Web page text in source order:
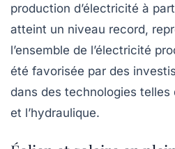
production d’électricité à
atteint un niveau record,
l’ensemble de l’électricité
été favorisée par des
dans des technologies telles
et l’hydraulique.